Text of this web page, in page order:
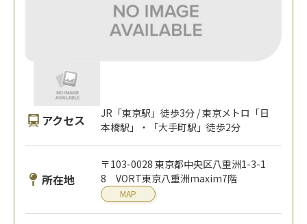
アクセス
JR「東京駅」徒歩3分 / 東京メトロ「日
本橋駅」・「大手町駅」徒歩2分
所在地
〒103-0028 東京都中央区八重洲1-3-1
8 VORT東京八重洲maxim7階
MAP